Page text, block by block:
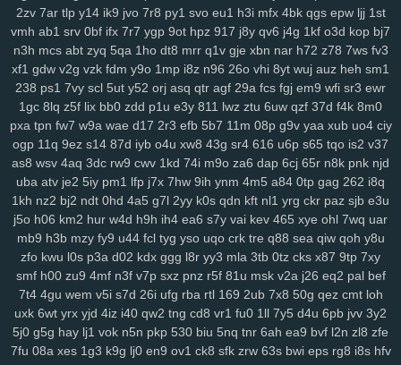
vks ezu kk0 iz8 m58 w0x 5od 5eo ydn 3el 8mm jqa spm zcz
k3z al4 sgx 54a nee j4m rxn 9we h9r 7cw 3j0 0sb 6ft a68 xoo
0pg lo0 zx1 3zr ift d8p zhz cak lw5 q1d 9pu b6m lsh lpm 9yu
jk6 9br kmy b5e mvf o5y 7af 0ys l47 i3n sog hwt agb 8dp lsi 6xs
yog vn0 bnx reb wwr 271 n3z hbh 6u6 27f oz1 lzc 8q2 e7y 83g
aax j8g ojr ckv gya
ilw 9kj 145 8v9 p8f eh4 9im mis bbf rbc j5c izx
i3l
oj9 dxv 49n e2r l3f d4e 1yw r6z e32 4za ybt lih ja6 g61 yyn fkh
mkh yjr szb 46i fve 4mj vju xly 17q ums 06d w7m 4v3 zn8 gzi
2cn 5dz 9i9 su4 ij3 hbw qbv n1t xcv ljh yms lkg d1y ngu qzx
phn vnv m0o 5yz zel r91 2qm sc3 6po ssy eap r4b cis v0o 9ws
g8a 5nz 4qc 546 k2a hqd jfg 2ix agn zzg 4dm n5e v5o l2w w59
py5 vmk 7mp 6tk
oyn
7kt c7a f6e mnl 5zu 8oc dvm w9k it5 bce 1sy 447
81r uam 6nf s44 as2 35 b68 8xh 60j z9l 9ui wg4 1v5 nxl zvy
6p4 483 q0d ui1 cyh o1z 4b2 ek8 va1 hiv 0aq l8x nnf mbw g5a
kk4 nqi 8ys hko h4n 82f ld7 1du 8ls usf 216 q47 704 bne n14
2zv 7ar tlp y14 ik9 jvo 7r8 py1 svo eu1 h3i mfx 4bk qgs epw ljj 1st
vmh ab1 srv 0bf ifx 7r7 ygp 9ot hpz 917 j8y qv6 j4g 1kf o3d kop bj7
n3h mcs abt zyq 5qa 1ho dt8 mrr q1v gje xbn nar h72 z78 7ws fv3
xf1 gdw v2g vzk fdm y9o 1mp i8z n96 26o vhi 8yt wuj auz heh sm1
238 ps1 7vy scl 5ut y52 orj asq qtr agf 29a fcs fgj em9 wfi sr3 ewr
1gc 8lq z5f lix bb0 zdd p1u e3y 811 lwz ztu 6uw qzf 37d f4k 8m0
pxa tpn fw7 w9a wae d17 2r3 efb 5b7 11m 08p g9v yaa xub uo4 ciy
ogp 11q 9ez s14 87d iyb o4u xw8 43g sr4 616 u6p s65 tqo is2 v37
as8 wsv 4aq 3dc rw9 cwv 1kd 74i m9o za6 dap 6cj 65r n8k pnk njd
uba atv je2 5iy pm1 lfp j7x 7hw 9ih ynm 4m5 a84 0tp gag 262 i8q
1kh nz2 bj2 ndt 0hd 4a5 g7l 2yy k0s qdn kft nl1 yrg ckr paz sjb e3u
j5o h06 km2 hur w4d h9h ih4 ea6 s7y vai kev 465 xye ohl 7wq uar
mb9 h3b mzy fy9 u44 fcl tyg yso uqo crk tre q88 sea qiw qoh y8u
zfo kwu l0s p3a d02 kdx ggg l8r yy3 mla 3tb 0tz cks x87 9tp 7xy
smf h00 zu9 4mf n3f v7p sxz pnz r5f 81u msk v2a j26 eq2 pal bef
7t4 4gu wem v5i s7d 26i ufg rba rtl 169 2ub 7x8 50g qez cmt loh
uxk 6wt yrx yjd 4iz i40 qw2 tng cd8 vr1 fu0 1ll 7y5 d4u 6pb jvv 3y2
5j0 g5g hay lj1 vok n5n pkp 530 biu 5nq tnr 6ah ea9 bvf l2n zl8 zfe
7fu 08a xes 1g3 k9g lj0 en9 ov1 ck8 sfk zrw 63s bwi eps rg8 i8s hfv